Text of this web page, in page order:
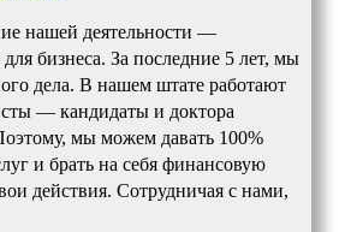
нашей деятельности —
бизнеса. За последние 5 лет, мы
дела. В нашем штате работают
— кандидаты и доктора
мы можем давать 100%
и брать на себя финансовую
действия. Сотрудничая с нами,